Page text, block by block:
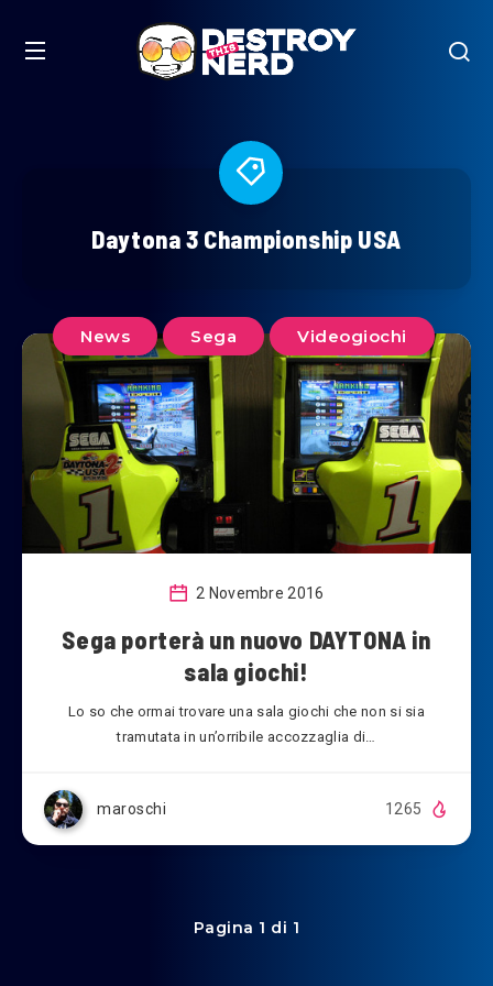
Daytona 3 Championship USA
News Sega Videogiochi
2 Novembre 2016
Sega porterà un nuovo DAYTONA in
sala giochi!
Lo so che ormai trovare una sala giochi che non si sia
tramutata in un’orribile accozzaglia di…
maroschi 1265
Pagina 1 di 1